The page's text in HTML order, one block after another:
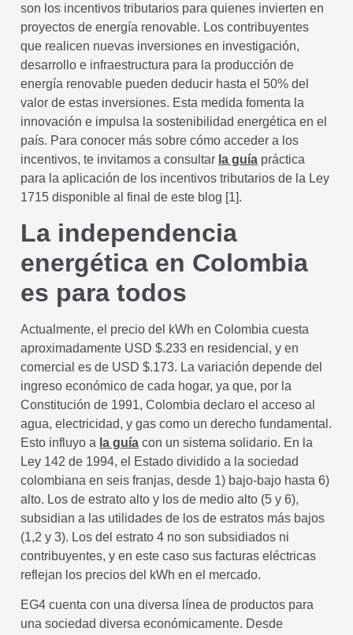
son los incentivos tributarios para quienes invierten en
proyectos de energía renovable. Los contribuyentes
que realicen nuevas inversiones en investigación,
desarrollo e infraestructura para la producción de
energía renovable pueden deducir hasta el 50% del
valor de estas inversiones. Esta medida fomenta la
innovación e impulsa la sostenibilidad energética en el
país. Para conocer más sobre cómo acceder a los
incentivos, te invitamos a consultar la guía práctica
para la aplicación de los incentivos tributarios de la Ley
1715 disponible al final de este blog [1].
La independencia
energética en Colombia
es para todos
Actualmente, el precio del kWh en Colombia cuesta
aproximadamente USD $.233 en residencial, y en
comercial es de USD $.173. La variación depende del
ingreso económico de cada hogar, ya que, por la
Constitución de 1991, Colombia declaro el acceso al
agua, electricidad, y gas como un derecho fundamental.
Esto influyo a la guía con un sistema solidario. En la
Ley 142 de 1994, el Estado dividido a la sociedad
colombiana en seis franjas, desde 1) bajo-bajo hasta 6)
alto. Los de estrato alto y los de medio alto (5 y 6),
subsidian a las utilidades de los de estratos más bajos
(1,2 y 3). Los del estrato 4 no son subsidiados ni
contribuyentes, y en este caso sus facturas eléctricas
reflejan los precios del kWh en el mercado.
EG4 cuenta con una diversa línea de productos para
una sociedad diversa económicamente. Desde